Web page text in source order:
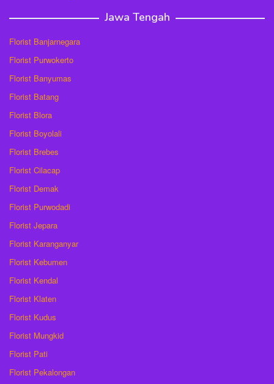
Jawa Tengah
Florist Banjarnegara
Florist Purwokerto
Florist Banyumas
Florist Batang
Florist Blora
Florist Boyolali
Florist Brebes
Florist Cilacap
Florist Demak
Florist Purwodadi
Florist Jepara
Florist Karanganyar
Florist Kebumen
Florist Kendal
Florist Klaten
Florist Kudus
Florist Mungkid
Florist Pati
Florist Pekalongan